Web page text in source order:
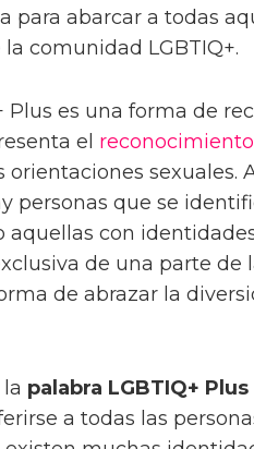
para abarcar a todas
comunidad LGBTIQ+.
Plus es una forma de
el reconocimiento
orientaciones sexuales.
personas que se
aquellas con
de una parte de
de abrazar la
palabra LGBTIQ+ Plus
a todas las